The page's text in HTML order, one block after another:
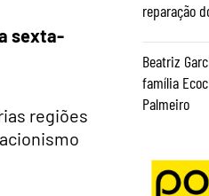
sexta-
regiões
reparação
Beatriz
família
Palmeiro